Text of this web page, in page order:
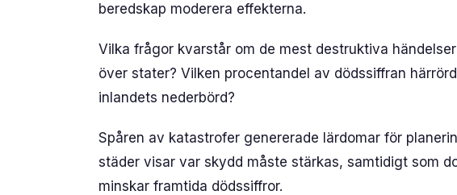
beredskap moderera effekterna.
Vilka frågor kvarstår om de mest destruktiva
över stater? Vilken procentandel av dödssiffran
inlandets nederbörd?
Spåren av katastrofer genererade lärdomar för
städer visar var skydd måste stärkas, samtidigt som
minskar framtida dödssiffror.